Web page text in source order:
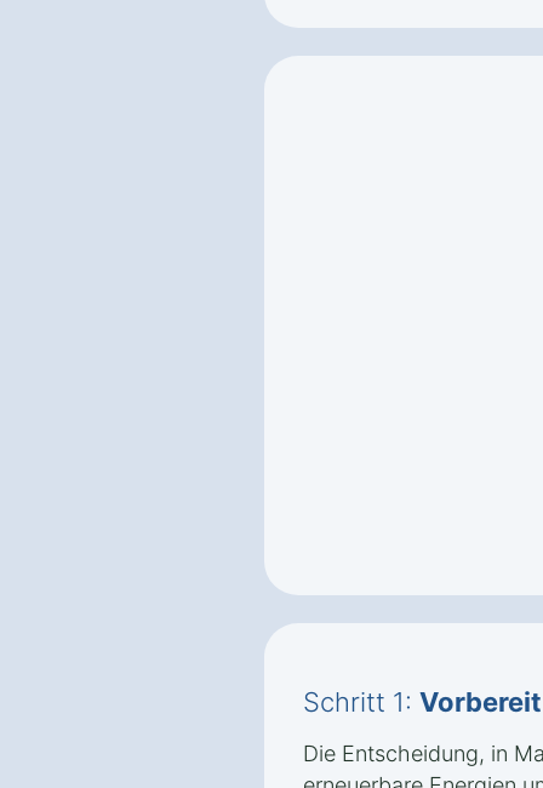
Schritt 1:
Die Entscheidung, in